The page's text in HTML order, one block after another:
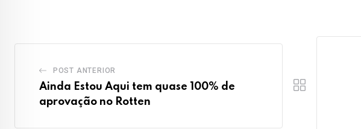
POST ANTERIOR
Ainda Estou Aqui tem quase 100% de
aprovação no Rotten